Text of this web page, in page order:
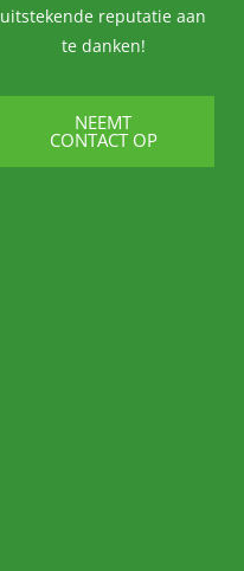
uitstekende reputatie aan
te danken!
NEEMT
CONTACT OP